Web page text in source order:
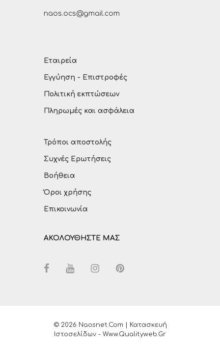
naos.ocs@gmail.com
Εταιρεία
Εγγύηση - Επιστροφές
Πολιτική εκπτώσεων
Πληρωμές και ασφάλεια
Τρόποι αποστολής
Συχνές Ερωτήσεις
Βοήθεια
Όροι χρήσης
Επικοινωνία
ΑΚΟΛΟΥΘΗΣΤΕ ΜΑΣ
© 2026 Naosnet.com | Κατασκευή
Ιστοσελίδων - Www.qualityweb.gr